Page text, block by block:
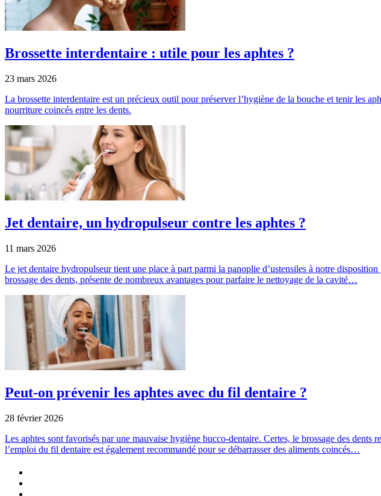
Brossette interdentaire : utile pour les aphtes ?
23 mars 2026
La brossette interdentaire est un précieux outil pour préserver l’hygiène de la bouche et tenir les
nourriture coincés entre les dents.
Jet dentaire, un hydropulseur contre les aphtes ?
11 mars 2026
Le jet dentaire hydropulseur tient une place à part parmi la panoplie d’ustensiles à notre
brossage des dents, présente de nombreux avantages pour parfaire le nettoyage de la cavité…
Peut-on prévenir les aphtes avec du fil dentaire ?
28 février 2026
Les aphtes sont favorisés par une mauvaise hygiène bucco-dentaire. Certes, le brossage des
l’emploi du fil dentaire est également recommandé pour se débarrasser des aliments coincés…